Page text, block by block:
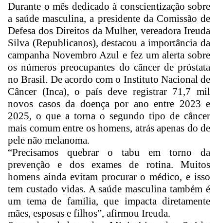
Durante o mês dedicado à conscientização sobre
a saúde masculina, a presidente da Comissão de
Defesa dos Direitos da Mulher, vereadora Ireuda
Silva (Republicanos), destacou a importância da
campanha Novembro Azul e fez um alerta sobre
os números preocupantes do câncer de próstata
no Brasil. De acordo com o Instituto Nacional de
Câncer (Inca), o país deve registrar 71,7 mil
novos casos da doença por ano entre 2023 e
2025, o que a torna o segundo tipo de câncer
mais comum entre os homens, atrás apenas do de
pele não melanoma.
“Precisamos quebrar o tabu em torno da
prevenção e dos exames de rotina. Muitos
homens ainda evitam procurar o médico, e isso
tem custado vidas. A saúde masculina também é
um tema de família, que impacta diretamente
mães, esposas e filhos”, afirmou Ireuda.